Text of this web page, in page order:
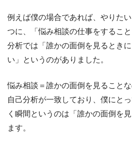
例えば僕の場合であれば、やりた
つに、「悩み相談の仕事をするこ
分析では「誰かの面倒を見るとき
い」というのがありました。
悩み相談＝誰かの面倒を見ること
自己分析が一致しており、僕にと
く瞬間というのは「誰かの面倒を
ます。